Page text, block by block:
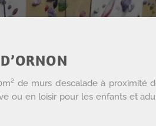
de murs d’escalade à proximité
ou en loisir pour les enfants et